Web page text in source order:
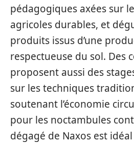
pédagogiques axées sur
agricoles durables, et
produits issus d’une
respectueuse du sol. Des
proposent aussi des
sur les techniques
soutenant l’économie
pour les noctambules
dégagé de Naxos est idéal